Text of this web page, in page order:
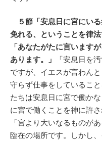
５節「安息日に宮にい
免れる、ということを律
「あなたがたに言います
あります。」
「安息日を
ですが、イエスが言わん
守らず仕事をしているこ
たちは安息日に宮で働か
に宮で働くことを神に許
「宮より大いなるものが
臨在の場所です。しかし